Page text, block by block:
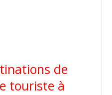
de
touriste à